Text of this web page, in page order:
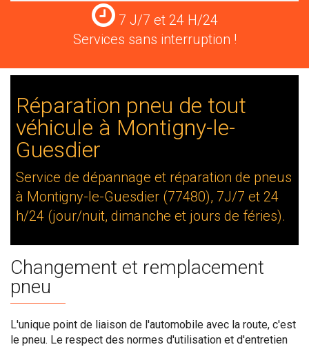
Services
24
H/24
7 J/7 et 24 H/24
Services sans interruption !
Réparation pneu de tout
véhicule à Montigny-le-
Guesdier
Service de dépannage et réparation de pneus
à Montigny-le-Guesdier (77480), 7J/7 et 24
h/24 (jour/nuit, dimanche et jours de féries).
Changement et remplacement
pneu
L'unique point de liaison de l'automobile avec la route, c'est
le pneu. Le respect des normes d'utilisation et d'entretien